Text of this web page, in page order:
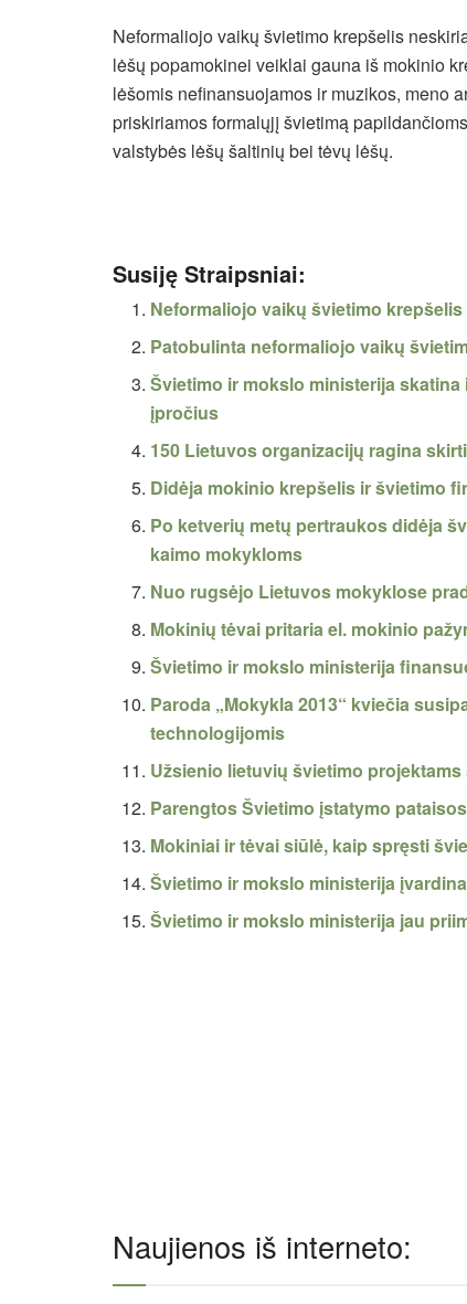
Neformaliojo vaikų švietimo krepšelis
lėšų popamokinei veiklai gauna iš mokinio
lėšomis nefinansuojamos ir muzikos, meno
priskiriamos formalųjį švietimą
valstybės lėšų šaltinių bei tėvų lėšų.
Susiję Straipsniai:
Neformaliojo vaikų švietimo
Patobulinta neformaliojo vaikų
Švietimo ir mokslo ministerija
įpročius
150 Lietuvos organizacijų ragina
Didėja mokinio krepšelis ir švietimo
Po ketverių metų pertraukos didėja
kaimo mokykloms
Nuo rugsėjo Lietuvos mokyklose
Mokinių tėvai pritaria el. mokinio
Švietimo ir mokslo ministerija
Paroda „Mokykla 2013“ kviečia
technologijomis
Užsienio lietuvių švietimo
Parengtos Švietimo įstatymo
Mokiniai ir tėvai siūlė, kaip spręsti
Švietimo ir mokslo ministerija
Švietimo ir mokslo ministerija jau
Naujienos iš interneto: